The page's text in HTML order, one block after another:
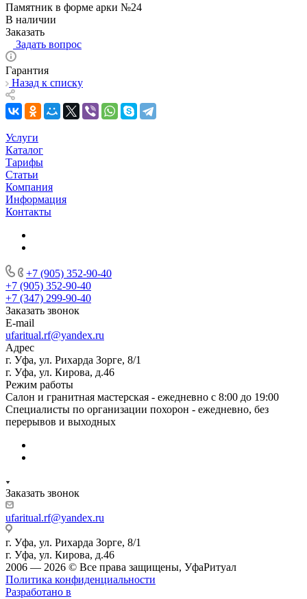
Памятник в форме арки №24
В наличии
Заказать
Задать вопрос
Гарантия
Назад к списку
Услуги
Каталог
Тарифы
Статьи
Компания
Информация
Контакты
+7 (905) 352-90-40
+7 (905) 352-90-40
+7 (347) 299-90-40
Заказать звонок
E-mail
ufaritual.rf@yandex.ru
Адрес
г. Уфа, ул. Рихарда Зорге, 8/1
г. Уфа, ул. Кирова, д.46
Режим работы
Салон и гранитная мастерская - ежедневно с 8:00 до 19:00
Специалисты по организации похорон - ежедневно, без
перерывов и выходных
Заказать звонок
ufaritual.rf@yandex.ru
г. Уфа, ул. Рихарда Зорге, 8/1
г. Уфа, ул. Кирова, д.46
2006 — 2026 © Все права защищены, УфаРитуал
Политика конфиденциальности
Разработано в